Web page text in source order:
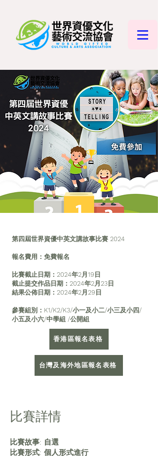
第四屆世界資優中英文講故事比賽 2024
報名費用：免費報名
比賽截止日期：2024年2月19日
截止提交作品日期：2024年2月23日
結果公佈日期：2024年2月29日
參賽組別：K1/K2/K3/小一及小二/小三及小四/
小五及小六/中學組 /公開組
香港區報名表格
台灣及海外地區報名表格
比賽詳情
比賽故事: 自選
比賽形式: 個人形式進行